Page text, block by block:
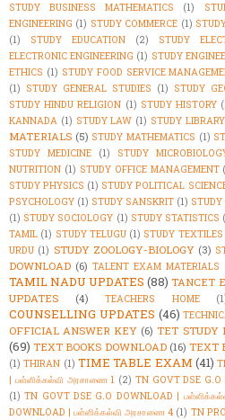
STUDY BUSINESS MATHEMATICS (1)
ENGINEERING (1) STUDY COMMERCE (1)
(1)
STUDY EDUCATION (2) STUDY
ELECTRONIC ENGINEERING (1) STUDY
ETHICS (1) STUDY FOOD SERVICE
(1) STUDY GENERAL STUDIES (1) STUDY
STUDY HINDU RELIGION (1) STUDY HISTORY
KANNADA (1) STUDY LAW (1) STUDY LIBRARY
MATERIALS (5) STUDY MATHEMATICS (1)
STUDY MEDICINE
(1) STUDY
NUTRITION (1) STUDY OFFICE MANAGEMENT
STUDY PHYSICS (1) STUDY POLITICAL
PSYCHOLOGY (1) STUDY SANSKRIT (1) STUDY
(1) STUDY SOCIOLOGY (1) STUDY STATISTICS
TAMIL (1) STUDY TELUGU (1) STUDY TEXTILES
URDU (1) STUDY ZOOLOGY-BIOLOGY (3)
DOWNLOAD (6) TALENT EXAM MATERIALS
TAMIL NADU UPDATES (88) TANCET
UPDATES
(4) TEACHERS HOME
COUNSELLING UPDATES (46)
OFFICIAL ANSWER KEY (6) TET STUDY
(69) TEXT BOOKS DOWNLOAD (16) TEXT
(1) THIRAN (1) TIME TABLE EXAM (41)
| பள்ளிக்கல்வி அரசாணை 1 (2) TN GOVT DSE
(1) TN GOVT DSE G.O DOWNLOAD |
DOWNLOAD | பள்ளிக்கல்வி அரசாணை 4 (1) TN